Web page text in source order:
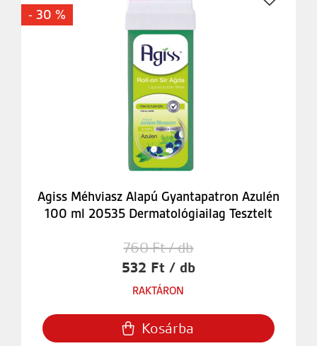
- 30 %
Agiss Méhviasz Alapú Gyantapatron Azulén
100 ml 20535 Dermatológiailag Tesztelt
760 Ft / db
532 Ft / db
RAKTÁRON
Kosárba